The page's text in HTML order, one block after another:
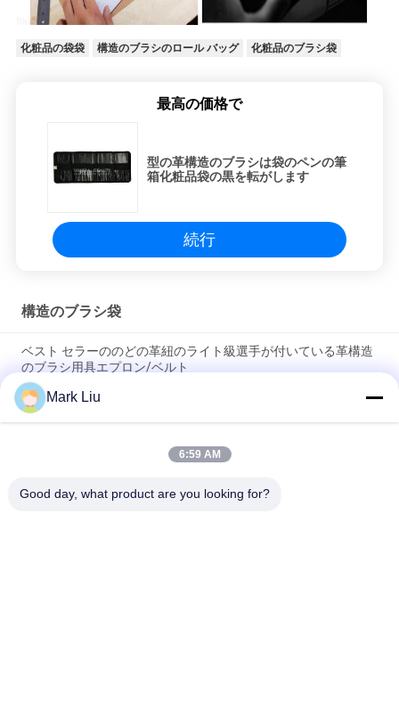
化粧品の袋袋 構造のブラシのロール バッグ 化粧品のブラシ袋
最高の価格で
型の革構造のブラシは袋のペンの筆
箱化粧品袋の黒を転がします
続行
構造のブラシ袋
ベスト セラーののどの革紐のライト級選手が付いている革構造
のブラシ用具エプロン/ベルト
PUの筆箱の袋の波の縞のジッパーの閉鎖旅行化粧品の構造袋の
かわいいペンの文房具のホールダー
専門の構造のブラシ ロール袋の洗面用品のホールダーのペンの
Mark Liu
6:59 AM
Good day, what product are you looking for?